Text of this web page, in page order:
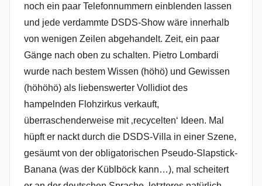
noch ein paar Telefonnummern einblenden lassen
und jede verdammte DSDS-Show wäre innerhalb
von wenigen Zeilen abgehandelt. Zeit, ein paar
Gänge nach oben zu schalten. Pietro Lombardi
wurde nach bestem Wissen (höhö) und Gewissen
(höhöhö) als liebenswerter Vollidiot des
hampelnden Flohzirkus verkauft,
überraschenderweise mit ‚recycelten‘ Ideen. Mal
hüpft er nackt durch die DSDS-Villa in einer Szene,
gesäumt von der obligatorischen Pseudo-Slapstick-
Banana (was der Küblböck kann…), mal scheitert